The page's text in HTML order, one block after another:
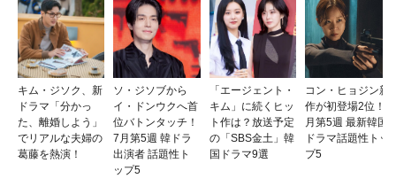
キム・ジソク、新
ドラマ「分かっ
た、離婚しよう」
でリアルな夫婦の
葛藤を熱演！
ソ・ジソブから
イ・ドンウクへ首
位バトンタッチ！
7月第5週 韓ドラ
出演者 話題性ト
ップ5
「エージェント・
キム」に続くヒッ
ト作は？放送予定
の「SBS金土」韓
国ドラマ9選
コン・ヒョジン新
作が初登場2位！7
月第5週 最新韓国
ドラマ話題性トッ
プ5